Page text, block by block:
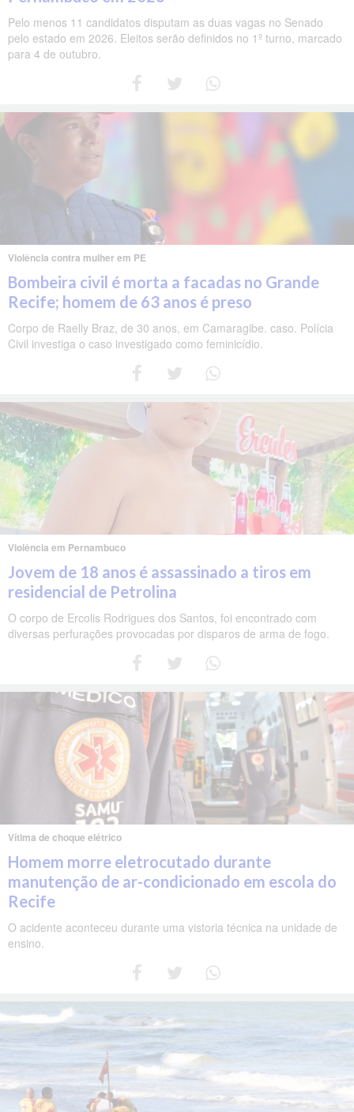
Pelo menos 11 candidatos disputam as duas vagas no Senado
pelo estado em 2026. Eleitos serão definidos no 1º turno, marcado
para 4 de outubro.
Violência contra mulher em PE
Bombeira civil é morta a facadas no Grande
Recife; homem de 63 anos é preso
Corpo de Raelly Braz, de 30 anos, em Camaragibe. caso. Polícia
Civil investiga o caso investigado como feminicídio.
Violência em Pernambuco
Jovem de 18 anos é assassinado a tiros em
residencial de Petrolina
O corpo de Ercolis Rodrigues dos Santos, foi encontrado com
diversas perfurações provocadas por disparos de arma de fogo.
Vítima de choque elétrico
Homem morre eletrocutado durante
manutenção de ar-condicionado em escola do
Recife
O acidente aconteceu durante uma vistoria técnica na unidade de
ensino.